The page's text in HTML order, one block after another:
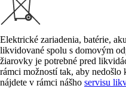
Elektrické zariadenia, batérie,
likvidované spolu s domovým
žiarovky je potrebné pred
rámci možností tak, aby
nájdete v rámci nášho servisu